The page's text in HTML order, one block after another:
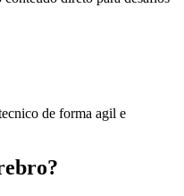
de forma agil e